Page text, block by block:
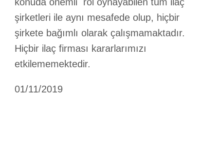
şirketleri ile aynı mesafede olup, hiçbir
şirkete bağımlı olarak çalışmamaktadır.
Hiçbir ilaç firması kararlarımızı
etkilememektedir.
01/11/2019